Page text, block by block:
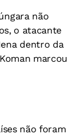
não
o atacante
dentro da
marcou
não foram